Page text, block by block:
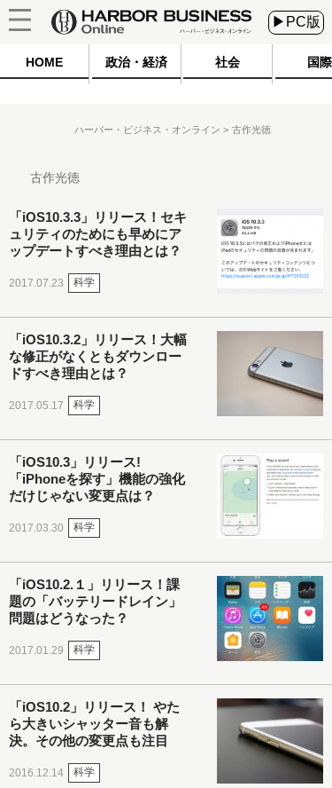
▶PC版
HOME 政治・経済 社会 国際
ハーバー・ビジネス・オンライン 古作光徳
古作光徳
「iOS10.3.3」リリース！セキ
ュリティのためにも早めにア
ップデートすべき理由とは？
2017.07.23 科学
「iOS10.3.2」リリース！大幅
な修正がなくともダウンロー
ドすべき理由とは？
2017.05.17 科学
「iOS10.3」リリース!
「iPhoneを探す」機能の強化
だけじゃない変更点は？
2017.03.30 科学
「iOS10.2.１」リリース！課
題の「バッテリードレイン」
問題はどうなった？
2017.01.29 科学
「iOS10.2」リリース！ やた
ら大きいシャッター音も解
決。その他の変更点も注目
2016.12.14 科学